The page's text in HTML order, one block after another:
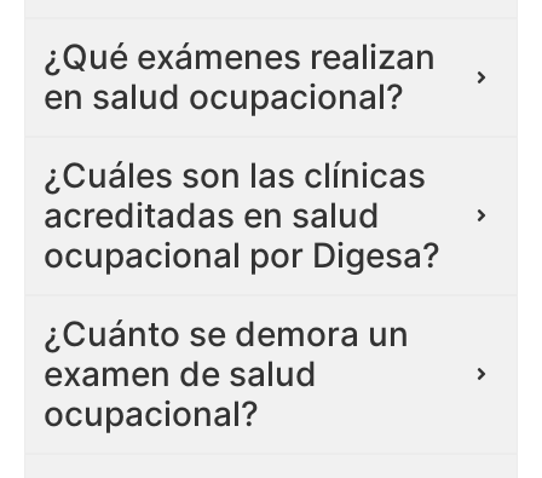
¿Qué exámenes realizan
en salud ocupacional?
¿Cuáles son las clínicas
acreditadas en salud
ocupacional por Digesa?
¿Cuánto se demora un
examen de salud
ocupacional?